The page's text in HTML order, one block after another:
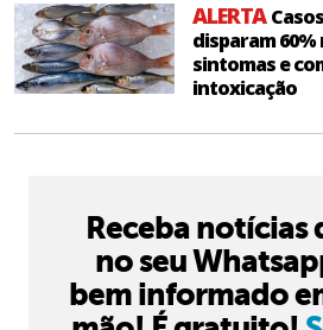
ALERTA
disparam 60%
sintomas e
intoxicação
Receba notícias
no seu
bem informado